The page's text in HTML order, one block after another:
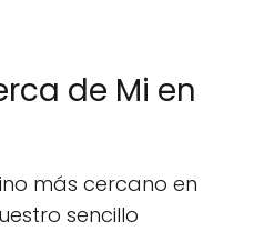
de Mi en
más cercano en
sencillo